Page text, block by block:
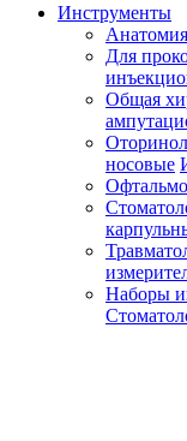
Инструменты
Анатомия
Для
Общая
носовые
Наборы